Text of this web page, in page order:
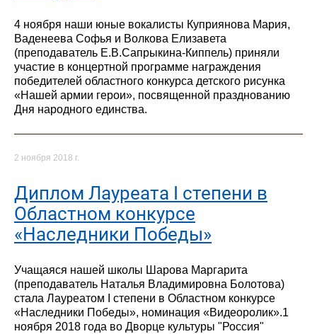
4 ноября наши юные вокалисты Куприянова Мария,
Ваденеева Софья и Волкова Елизавета
(преподаватель Е.В.Сапрыкина-Киппель) приняли
участие в концертной программе награждения
победителей областного конкурса детского рисунка
«Нашей армии герои», посвященной празднованию
Дня народного единства.
2 ноября 2018 г.
Диплом Лауреата I степени в
Областном конкурсе
«Наследники Победы»
Учащаяся нашей школы Шарова Маргарита
(преподаватель Наталья Владимировна Болотова)
стала Лауреатом I степени в Областном конкурсе
«Наследники Победы», номинация «Видеоролик».1
ноября 2018 года во Дворце культуры "Россия"